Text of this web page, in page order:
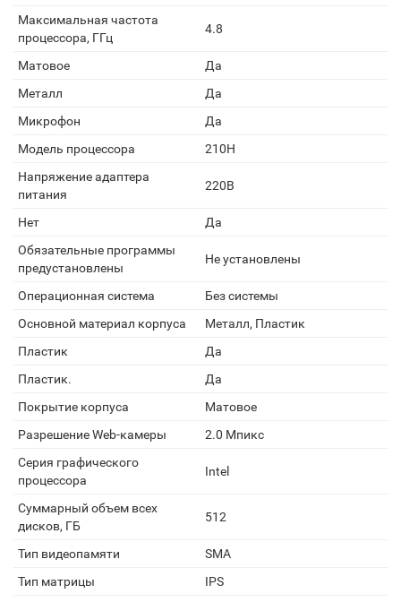
Максимальная частота
процессора, ГГц
4.8
Матовое
Да
Металл
Да
Микрофон
Да
Модель процессора
210H
Напряжение адаптера
питания
220В
Нет
Да
Обязательные программы
предустановлены
Не установлены
Операционная система
Без системы
Основной материал корпуса
Металл, Пластик
Пластик
Да
Пластик.
Да
Покрытие корпуса
Матовое
Разрешение Web-камеры
2.0 Мпикс
Серия графического
процессора
Intel
Суммарный объем всех
дисков, ГБ
512
Тип видеопамяти
SMA
Тип матрицы
IPS